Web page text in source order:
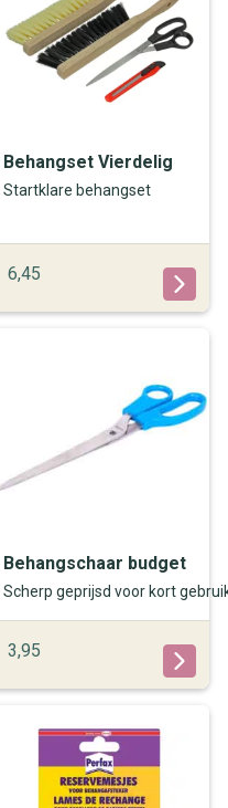
Behangset Vierdelig
Startklare behangset
6,45
Behangschaar budget
Scherp geprijsd voor kort
3,95